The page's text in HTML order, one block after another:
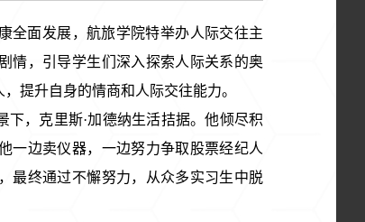
全面发展，航旅学院特举办人际交往主
情，引导学生们深入探索人际关系的奥
提升自身的情商和人际交往能力。
下，克里斯·加德纳生活拮据。他倾尽积
一边卖仪器，一边努力争取股票经纪人
最终通过不懈努力，从众多实习生中脱